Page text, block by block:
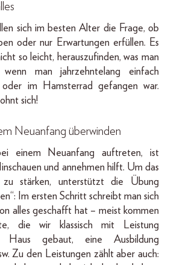
sich im besten Alter die Frage, ob
oder nur Erwartungen erfüllen. Es
so leicht, herauszufinden, was man
man jahrzehntelang einfach
im Hamsterrad gefangen war.
sich!
Neuanfang überwinden
einem Neuanfang auftreten, ist
und annehmen hilft. Um das
zu stärken, unterstützt die Übung
Im ersten Schritt schreibt man sich
alles geschafft hat – meist kommen
die wir klassisch mit Leistung
Haus gebaut, eine Ausbildung
Zu den Leistungen zählt aber auch: